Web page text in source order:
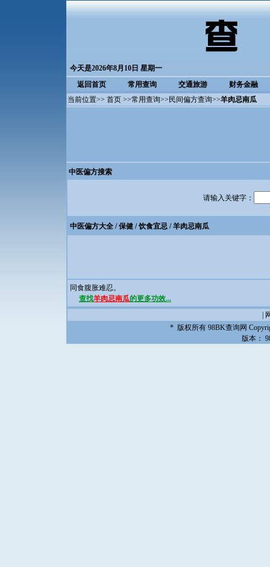
今天是2026年8月10日 星期一
返回首页
常用查询 交通旅游
财务金融
当前位置>> 首页 >>常用查询>> 民间偏方查询>>羊肉忌南瓜
中医偏方搜索
请输入关键字：
中医偏方大全 / 保健 / 饮食宜忌 / 羊肉忌南瓜
同食腹胀难忍。
查找羊肉忌南瓜的更多功效...
* 版权所有 98BK查询网
版本：